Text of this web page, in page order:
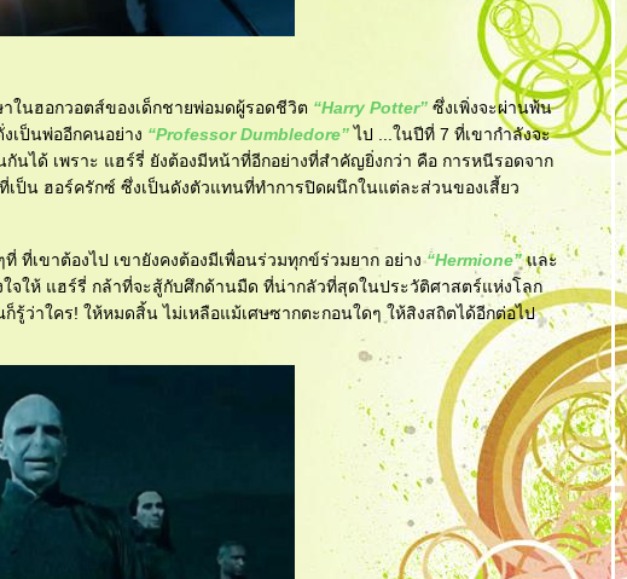
าในฮอกวอตส์ของเด็กชายพ่อมดผู้รอดชีวิต “Harry Potter” ซึ่งเพิ่งจะผ่านพ้น
เป็นพ่ออีกคนอย่าง “Professor Dumbledore”ไป ...ในปีที่ 7 ที่เขากำลังจะ
นได้ เพราะ แฮร์รี่ ยังต้องมีหน้าที่อีกอย่างที่สำคัญยิ่งกว่า คือ การหนีรอดจาก
ป็น ฮอร์ครักซ์ ซึ่งเป็นดังตัวแทนที่ทำการปิดผนึกในแต่ละส่วนของเสี้ยว
ที่เขาต้องไป เขายังคงต้องมีเพื่อนร่วมทุกข์ร่วมยาก อย่าง“Hermione”ละ
จให้ แฮร์รี่ กล้าที่จะสู้กับศึกด้านมืด ที่น่ากลัวที่สุดในประวัติศาสตร์แห่งโลก
ว่าใคร! ให้หมดสิ้น ไม่เหลือแม้เศษซากตะกอนใดๆ ให้สิงสถิตได้อีกต่อไป